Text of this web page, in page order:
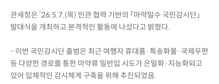
관세청은 ’26.5.7.(목) 민관 협력 기반의 「마약밀수 국민감시단」
발대식을 개최하고 본격적인 활동에 나섰다고 밝혔다.
- 이번 국민감시단 출범은 최근 여행자 휴대품·특송화물·국제우편
등 다양한 경로를 통한 마약류 밀반입 시도가 은밀화·지능화되고
있어 입체적인 감시체계 구축을 위해 추진되었음.